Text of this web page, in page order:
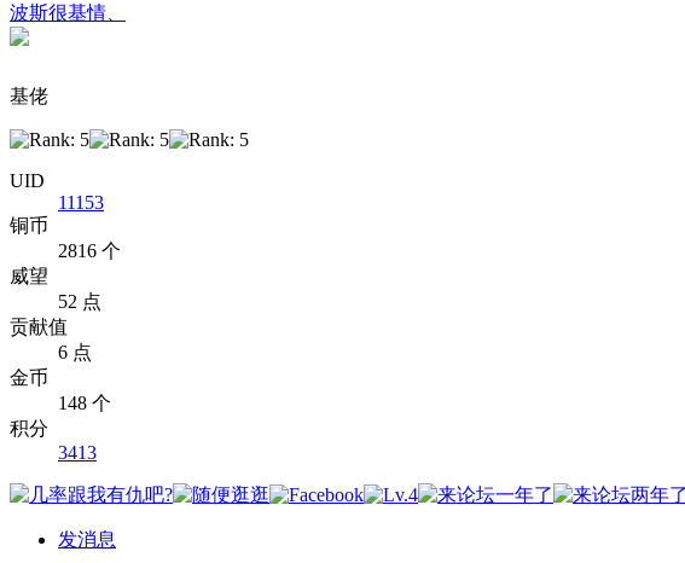
波斯很基情、
基佬
UID
11153
铜币
2816 个
威望
52 点
贡献值
6 点
金币
148 个
积分
3413
发消息